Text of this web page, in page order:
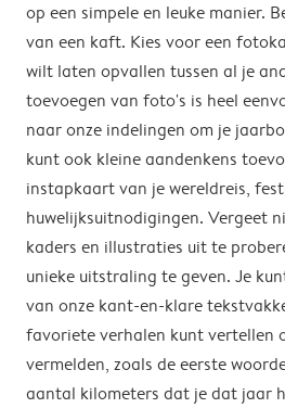
op een simpele en leuke manier.
van een kaft. Kies voor een
wilt laten opvallen tussen al je
toevoegen van foto's is heel
naar onze indelingen om je
kunt ook kleine aandenkens
instapkaart van je wereldreis,
huwelijksuitnodigingen. Vergeet
kaders en illustraties uit te
unieke uitstraling te geven. Je
van onze kant-en-klare
favoriete verhalen kunt vertellen
vermelden, zoals de eerste
aantal kilometers dat je dat jaar